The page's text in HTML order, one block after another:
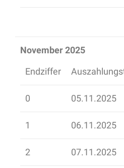
November 2025
Endziffer
0 05.11.2025
1 06.11.2025
2 07.11.2025